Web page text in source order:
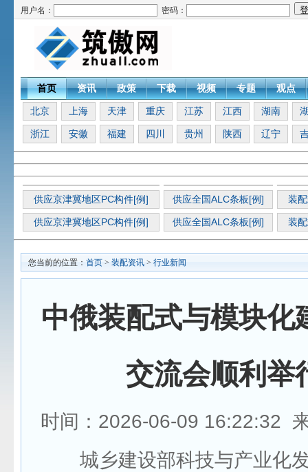
用户名： 密码：
首页 资讯 政策 下载 视频 专题 观点
北京 上海 天津 重庆 江苏 江西 湖南
浙江 安徽 福建 四川 贵州 陕西 辽宁
供应京津冀地区PC构件[例] 供应全国ALC条板[例] 装
供应京津冀地区PC构件[例] 供应全国ALC条板[例] 装
您当前的位置： 首页 > 装配资讯 > 行业新闻
中俄装配式与模块化
交流会顺利举
时间：2026-06-09 16:22:32
城乡建设部科技与产业化